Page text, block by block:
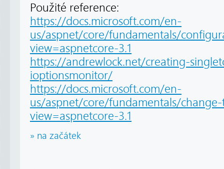
Použité reference:
https://docs.microsoft.com/en-
us/aspnet/core/fundamentals/
view=aspnetcore-3.1
https://andrewlock.net/creating-
ioptionsmonitor/
https://docs.microsoft.com/en-
us/aspnet/core/fundamentals/change-
view=aspnetcore-3.1
» na začátek